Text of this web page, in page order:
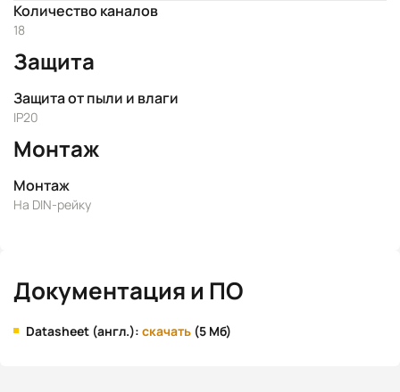
Количество каналов
18
Защита
Защита от пыли и влаги
IP20
Монтаж
Монтаж
На DIN-рейку
Документация и ПО
Datasheet (англ.): скачать (5 Мб)